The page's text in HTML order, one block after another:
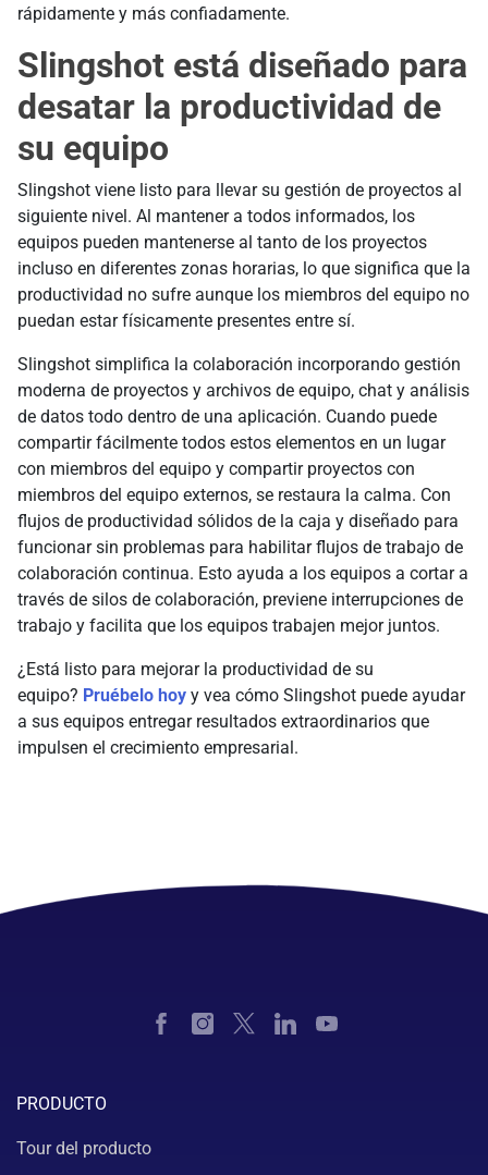
rápidamente y más confiadamente.
Slingshot está diseñado para
desatar la productividad de
su equipo
Slingshot viene listo para llevar su gestión de proyectos al
siguiente nivel. Al mantener a todos informados, los
equipos pueden mantenerse al tanto de los proyectos
incluso en diferentes zonas horarias, lo que significa que la
productividad no sufre aunque los miembros del equipo no
puedan estar físicamente presentes entre sí.
Slingshot simplifica la colaboración incorporando gestión
moderna de proyectos y archivos de equipo, chat y análisis
de datos todo dentro de una aplicación. Cuando puede
compartir fácilmente todos estos elementos en un lugar
con miembros del equipo y compartir proyectos con
miembros del equipo externos, se restaura la calma. Con
flujos de productividad sólidos de la caja y diseñado para
funcionar sin problemas para habilitar flujos de trabajo de
colaboración continua. Esto ayuda a los equipos a cortar a
través de silos de colaboración, previene interrupciones de
trabajo y facilita que los equipos trabajen mejor juntos.
¿Está listo para mejorar la productividad de su
equipo? Pruébelo hoy y vea cómo Slingshot puede ayudar
a sus equipos entregar resultados extraordinarios que
impulsen el crecimiento empresarial.
PRODUCTO
Tour del producto